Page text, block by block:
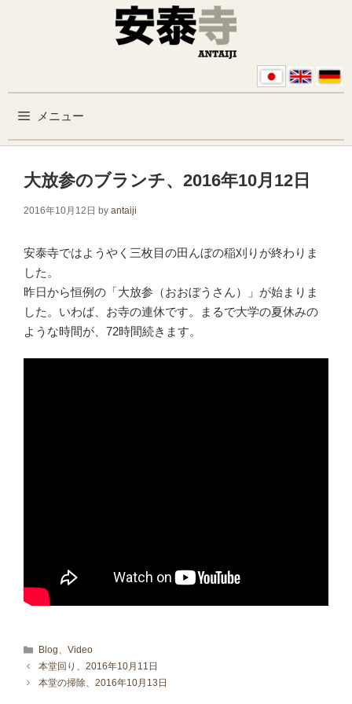
コンテンツへスキップ
メニュー
大放参のブランチ、2016年10月12日
2016年10月12日 by antaiji
安泰寺ではようやく三枚目の田んぼの稲刈りが終わりま
した。
昨日から恒例の「大放参（おおぼうさん）」が始まりま
した。いわば、お寺の連休です。まるで大学の夏休みの
ような時間が、72時間続きます。
カテゴリー
Blog、Video
本堂回り、2016年10月11日
本堂の掃除、2016年10月13日